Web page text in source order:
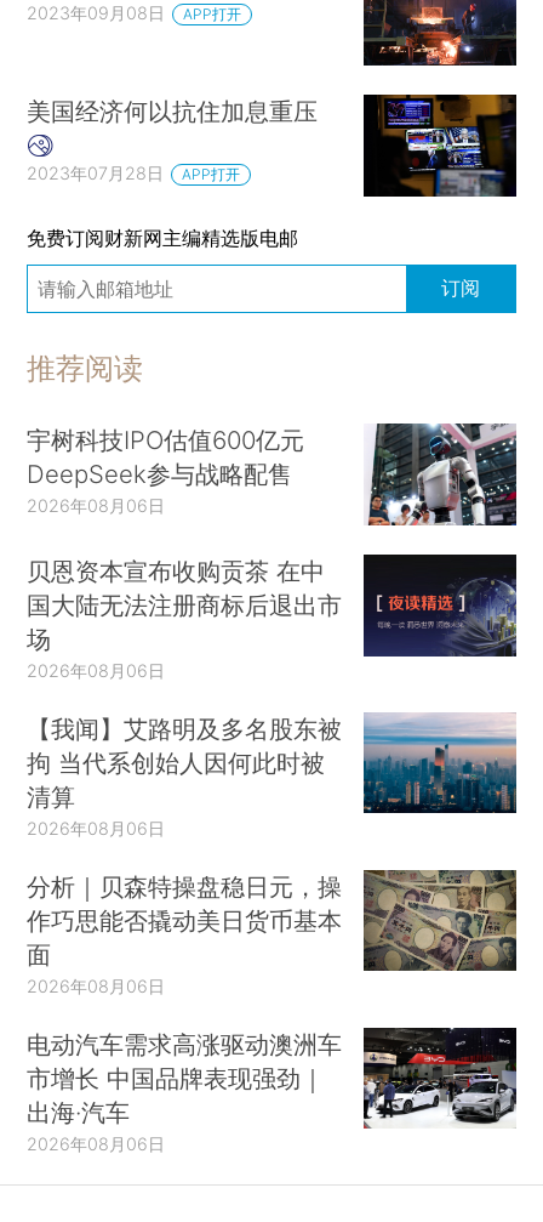
2023年09月08日 APP打开
美国经济何以抗住加息重压
2023年07月28日 APP打开
免费订阅财新网主编精选版电邮
订阅
推荐阅读
宇树科技IPO估值600亿元
DeepSeek参与战略配售
2026年08月06日
贝恩资本宣布收购贡茶 在中
国大陆无法注册商标后退出市
场
2026年08月06日
【我闻】艾路明及多名股东被
拘 当代系创始人因何此时被
清算
2026年08月06日
分析｜贝森特操盘稳日元，操
作巧思能否撬动美日货币基本
面
2026年08月06日
电动汽车需求高涨驱动澳洲车
市增长 中国品牌表现强劲｜
出海·汽车
2026年08月06日